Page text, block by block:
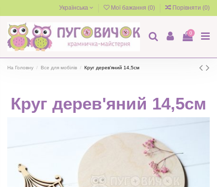
Українська Мої бажання (0) Порівняти (0)
0
На Головну Все для мобілів Круг дерев'яний 14,5см
Круг дерев'яний 14,5см